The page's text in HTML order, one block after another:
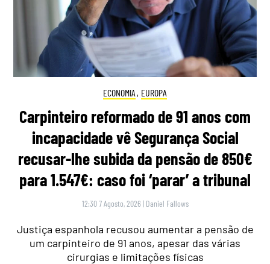
ECONOMIA , EUROPA
Carpinteiro reformado de 91 anos com
incapacidade vê Segurança Social
recusar-lhe subida da pensão de 850€
para 1.547€: caso foi ‘parar’ a tribunal
12:30 7 Agosto, 2026 | Daniel Fallows
Justiça espanhola recusou aumentar a pensão de
um carpinteiro de 91 anos, apesar das várias
cirurgias e limitações físicas